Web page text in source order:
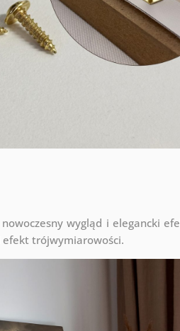
wygląd i elegancki
efekt trójwymiarowości.